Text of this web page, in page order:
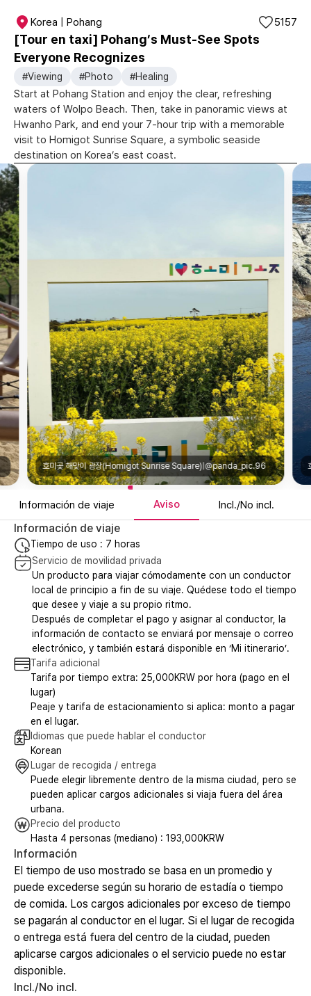
Korea | Pohang
[Tour en taxi] Pohang’s Must-See Spots
Everyone Recognizes
5157
#Viewing #Photo #Healing
Start at Pohang Station and enjoy the clear, refreshing
waters of Wolpo Beach. Then, take in panoramic views at
Hwanho Park, and end your 7-hour trip with a memorable
visit to Homigot Sunrise Square, a symbolic seaside
destination on Korea’s east coast.
호미곶 해맞이 광장(Homigot Sunrise Square)|@panda_pic.96
Información de viaje Aviso Incl./No incl.
Información de viaje
Tiempo de uso : 7 horas
Servicio de movilidad privada
Un producto para viajar cómodamente con un conductor
local de principio a fin de su viaje. Quédese todo el tiempo
que desee y viaje a su propio ritmo.
Después de completar el pago y asignar al conductor, la
información de contacto se enviará por mensaje o correo
electrónico, y también estará disponible en ‘Mi itinerario’.
Tarifa adicional
Tarifa por tiempo extra: 25,000KRW por hora (pago en el
lugar)
Peaje y tarifa de estacionamiento si aplica: monto a pagar
en el lugar.
Idiomas que puede hablar el conductor
Korean
Lugar de recogida / entrega
Puede elegir libremente dentro de la misma ciudad, pero se
pueden aplicar cargos adicionales si viaja fuera del área
urbana.
Precio del producto
Hasta 4 personas (mediano) : 193,000KRW
Información
El tiempo de uso mostrado se basa en un promedio y
puede excederse según su horario de estadía o tiempo
de comida. Los cargos adicionales por exceso de tiempo
se pagarán al conductor en el lugar. Si el lugar de recogida
o entrega está fuera del centro de la ciudad, pueden
aplicarse cargos adicionales o el servicio puede no estar
disponible.
Incl./No incl.